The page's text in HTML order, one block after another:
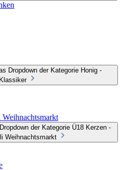
Dropdown der Kategorie Honig -
Klassiker
der Kategorie Ü18 Kerzen -
Weihnachtsmarkt